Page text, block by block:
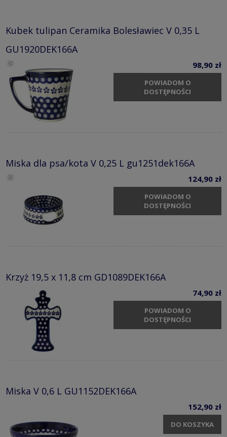
Kubek tulipan Ceramika Bolesławiec V 0,35 L
GU1920DEK166A
98,90 zł
POWIADOM O
DOSTĘPNOŚCI
Miska dla psa/kota V 0,25 L gu1251dek166A
124,90 zł
POWIADOM O
DOSTĘPNOŚCI
Krzyż 19,5 x 11,8 cm GD1089DEK166A
74,90 zł
POWIADOM O
DOSTĘPNOŚCI
Miska V 0,6 L GU1152DEK166A
152,90 zł
DO KOSZYKA